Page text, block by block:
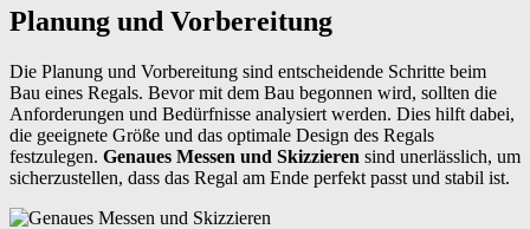
Planung und Vorbereitung
Die Planung und Vorbereitung sind entscheidende Schritte beim
Bau eines Regals. Bevor mit dem Bau begonnen wird, sollten die
Anforderungen und Bedürfnisse analysiert werden. Dies hilft dabei,
die geeignete Größe und das optimale Design des Regals
festzulegen. Genaues Messen und Skizzieren sind unerlässlich, um
sicherzustellen, dass das Regal am Ende perfekt passt und stabil ist.